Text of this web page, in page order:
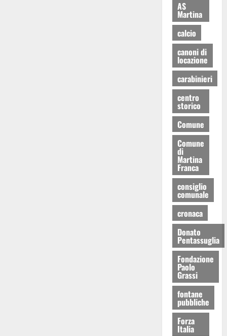
AS
Martina
calcio
canoni di
locazione
carabinieri
centro
storico
Comune
Comune
di
Martina
Franca
consiglio
comunale
cronaca
Donato
Pentassuglia
Fondazione
Paolo
Grassi
fontane
pubbliche
Forza
Italia